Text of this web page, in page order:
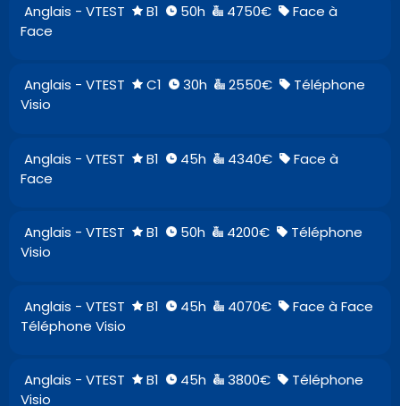
Anglais - VTEST B1 50h 4750€
Face à
Face
Anglais - VTEST C1 30h 2550€
Téléphone
Visio
Anglais - VTEST B1 45h 4340€
Face à
Face
Anglais - VTEST B1 50h 4200€
Téléphone
Visio
Anglais - VTEST B1 45h 4070€
Face à Face
Téléphone Visio
Anglais - VTEST B1 45h 3800€
Téléphone
Visio